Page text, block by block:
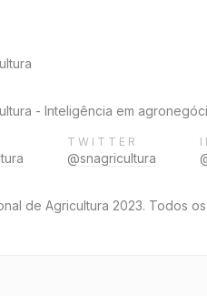
- Inteligência em
TWITTER
@snagricultura
de Agricultura 2023. Todos